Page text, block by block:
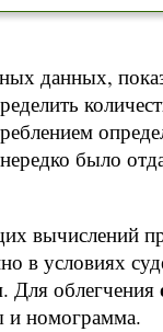
данных,
было
вычислений
в условиях
Для облегчения
и номограмма.